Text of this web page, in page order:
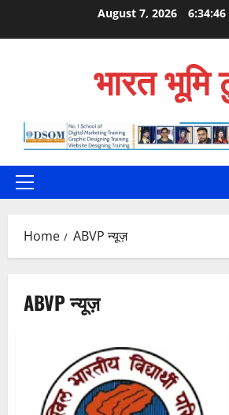
August 7, 2026 6:34:47
भारत भूमि
Primary
Home ABVP न्यूज़
ABVP न्यूज़